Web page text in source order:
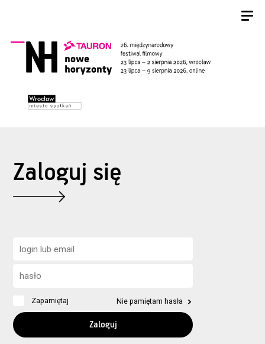
Zaloguj się
Zapamiętaj Nie pamiętam hasła